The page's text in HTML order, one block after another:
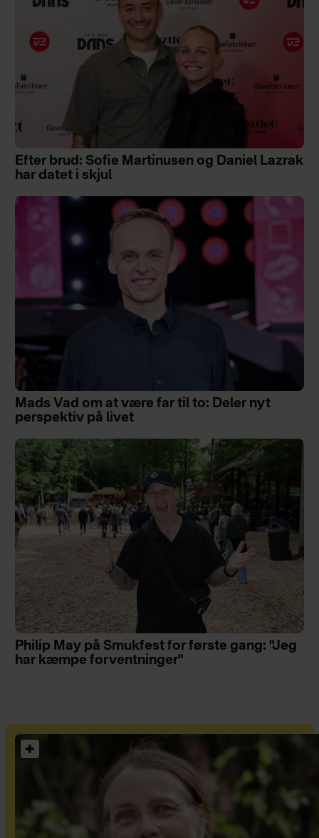
Efter brud: Sofie Martinusen og Daniel Lazrak
har datet i skjul
Mads Vad om at være far til to: Deler nyt
perspektiv på livet
Philip May på Smukfest for første gang: "Jeg
har kæmpe forventninger"